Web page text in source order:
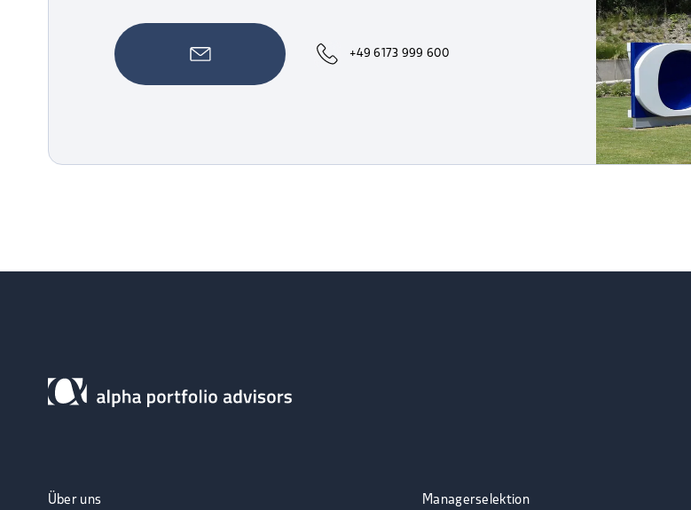
+49 6173 999 600
Über uns Managerselektion